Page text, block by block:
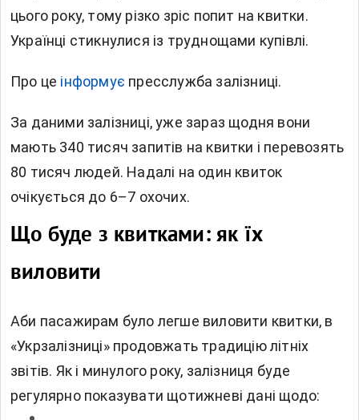
цього року, тому різко зріс попит на квитки.
Українці стикнулися із труднощами купівлі.
Про це інформує пресслужба залізниці.
За даними залізниці, уже зараз щодня вони
мають 340 тисяч запитів на квитки і перевозять
80 тисяч людей. Надалі на один квиток
очікується до 6–7 охочих.
Що буде з квитками: як їх
виловити
Аби пасажирам було легше виловити квитки, в
«Укрзалізниці» продовжать традицію літніх
звітів. Як і минулого року, залізниця буде
регулярно показувати щотижневі дані щодо: